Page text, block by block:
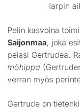
larpin
Pelin kasvoina
Saijonmaa, joka
pelasi Gertrudea.
möhippa
verran myös
Gertrude on